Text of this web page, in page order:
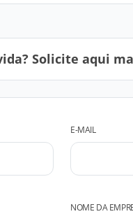
Solicite aqui
E-MAIL
NOME DA